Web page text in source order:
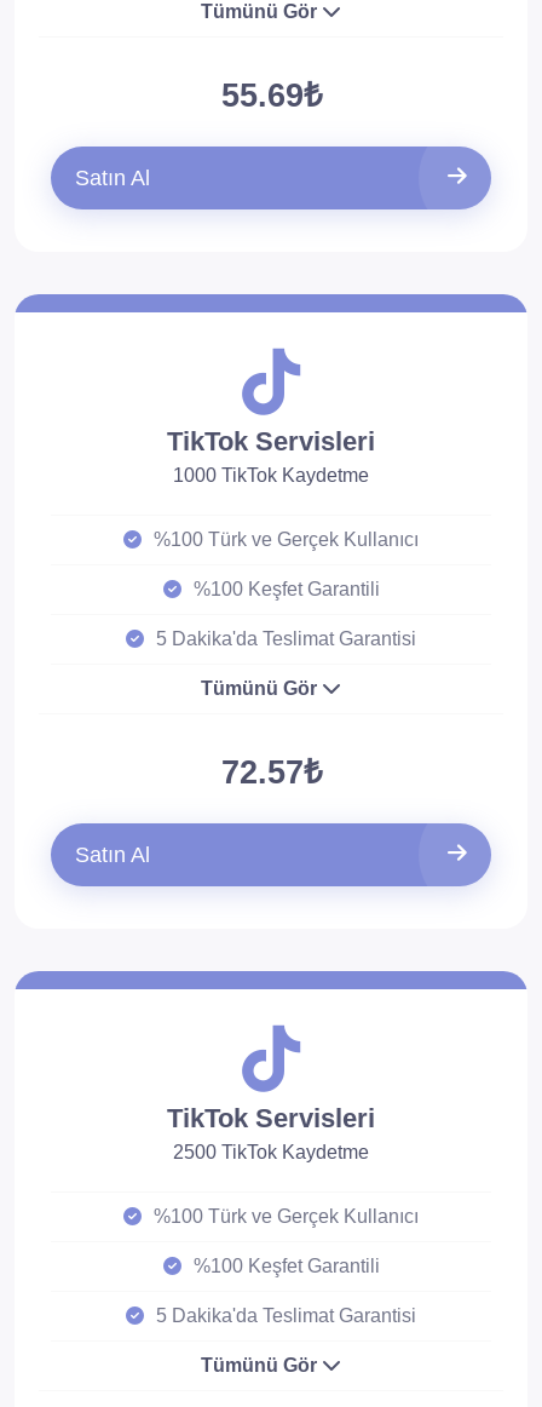
Tümünü Gör
55.69₺
Satın Al
TikTok Servisleri
1000 TikTok Kaydetme
%100 Türk ve Gerçek Kullanıcı
%100 Keşfet Garantili
5 Dakika'da Teslimat Garantisi
Tümünü Gör
72.57₺
Satın Al
TikTok Servisleri
2500 TikTok Kaydetme
%100 Türk ve Gerçek Kullanıcı
%100 Keşfet Garantili
5 Dakika'da Teslimat Garantisi
Tümünü Gör